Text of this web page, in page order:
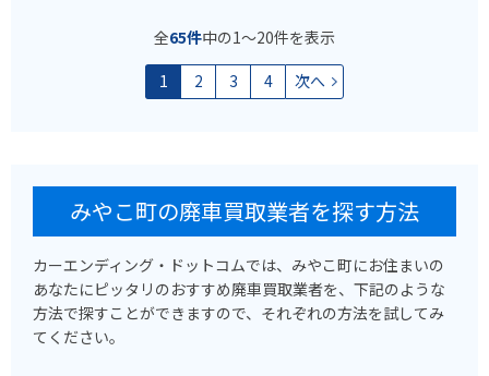
全65件中の1〜20件を表示
1
2 3 4 次へ
みやこ町の廃車買取業者を探す方法
カーエンディング・ドットコムでは、みやこ町にお住まいの
あなたにピッタリのおすすめ廃車買取業者を、下記のような
方法で探すことができますので、それぞれの方法を試してみ
てください。